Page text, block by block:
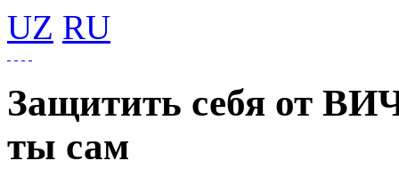
UZ RU
Защитить себя от
ты сам